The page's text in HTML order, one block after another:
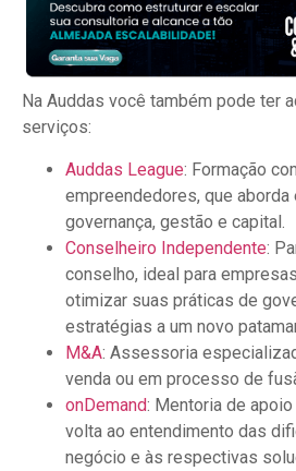
Na Auddas você também pode ter
serviços:
Auddas League: Formação
empreendedores, que aborda
governança, gestão e capital.
Conselheiro Independente:
conselho, ideal para
otimizar suas práticas de
estratégias a um novo
M&A: Assessoria
venda ou em processo de
onDemand: Mentoria de
volta ao entendimento das
negócio e às respectivas